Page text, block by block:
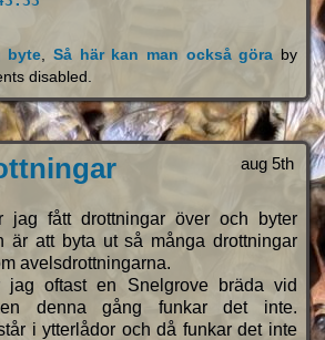
byte,Så här kan man också göra by
disabled.
aug 5th
jag fått drottningar över och byter
är att byta ut så många drottningar
avelsdrottningarna.
jag oftast en Snelgrove bräda vid
denna gång funkar det inte.
i ytterlådor och då funkar det inte